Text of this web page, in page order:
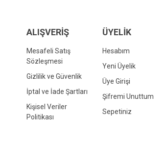
benzer farklı alternatifler olmalı.
ALIŞVERİŞ
Mesafeli Satış
Sözleşmesi
Gizlilik ve Güvenlik
İptal ve İade Şartları
Kişisel Veriler
Politikası
ÜYELİK
Hesabım
Yeni Üyelik
Üye Girişi
Şifremi Unuttum
Sepetiniz